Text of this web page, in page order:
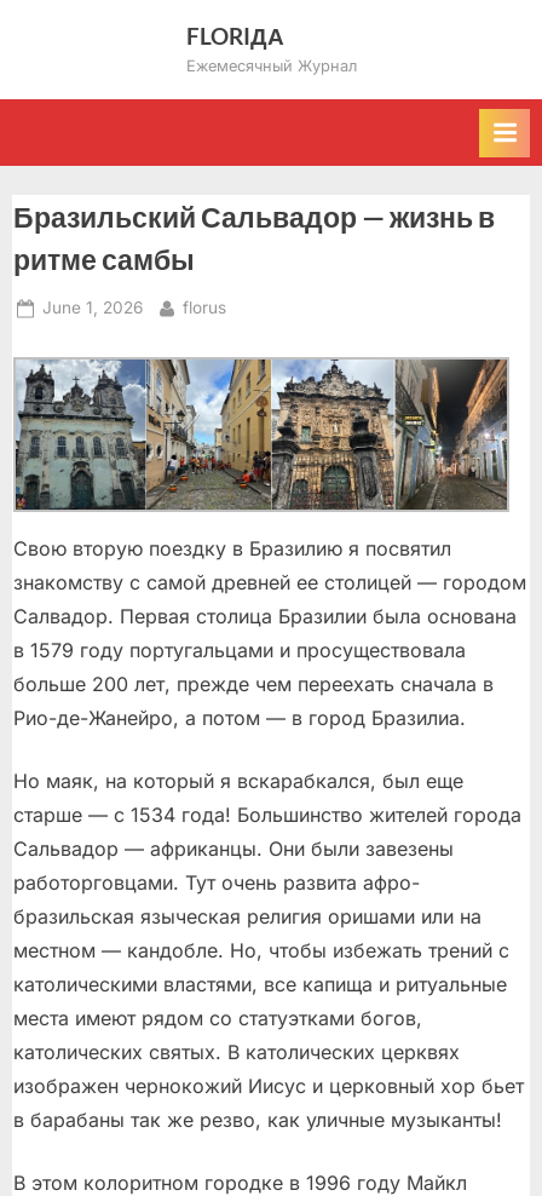
FLORIДА
Ежемесячный Журнал
Бразильский Сальвадор — жизнь в
ритме самбы
Posted
June 1, 2026 By
florus
Свою вторую поездку в Бразилию я посвятил
знакомству с самой древней ее столицей — городом
Салвадор. Первая столица Бразилии была основана
в 1579 году португальцами и просуществовала
больше 200 лет, прежде чем переехать сначала в
Рио-де-Жанейро, а потом — в город Бразилиа.
Но маяк, на который я вскарабкался, был еще
старше — с 1534 года! Большинство жителей города
Сальвадор — африканцы. Они были завезены
работорговцами. Тут очень развита афро-
бразильская языческая религия оришами или на
местном — кандобле. Но, чтобы избежать трений с
католическими властями, все капища и ритуальные
места имеют рядом со статуэтками богов,
католических святых. В католических церквях
изображен чернокожий Иисус и церковный хор бьет
в барабаны так же резво, как уличные музыканты!
В этом колоритном городке в 1996 году Майкл